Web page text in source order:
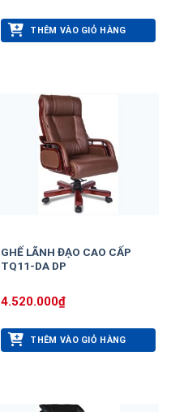
THÊM VÀO GIỎ HÀNG
GHẾ LÃNH ĐẠO CAO CẤP
TQ11-DA DP
4.520.000₫
THÊM VÀO GIỎ HÀNG